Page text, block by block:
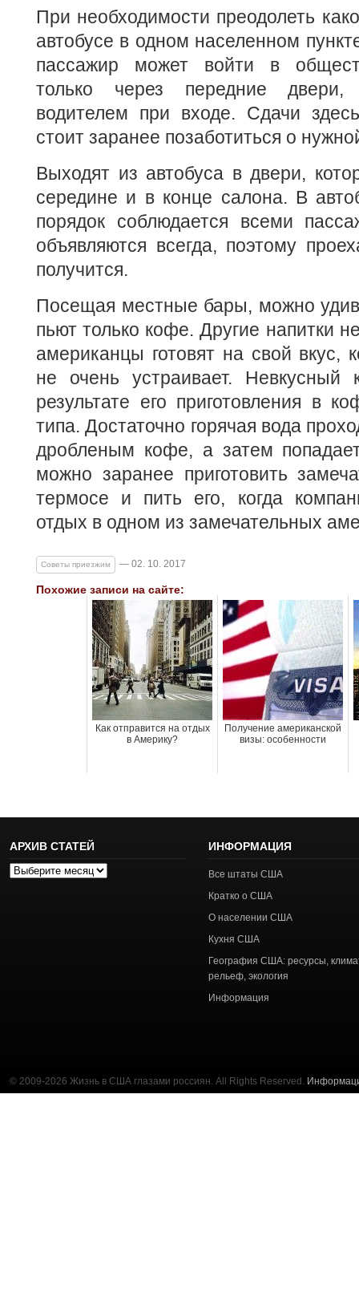
При необходимости преодолеть
автобусе в одном населенном
пассажир может войти в
только через передние двери,
водителем при входе. Сдачи
стоит заранее позаботиться о
Выходят из автобуса в двери,
середине и в конце салона. В
порядок соблюдается всеми
объявляются всегда, поэтому
получится.
Посещая местные бары, можно
пьют только кофе. Другие напитки
американцы готовят на свой вкус,
не очень устраивает. Невкусный
результате его приготовления в
типа. Достаточно горячая вода
дробленым кофе, а затем
можно заранее приготовить
термосе и пить его, когда
отдых в одном из замечательных
Советы приезжим — 02. 10. 2017
Похожие записи на сайте:
Как отправится на отдых
в Америку?
Получение американской
визы: особенности
АРХИВ СТАТЕЙ
Архив
ИНФОРМАЦИЯ
Все штаты США
Кратко о США
О населении США
Кухня США
География США: ресурсы,
рельеф, экология
Информация
© 2009-2026 Жизнь в США глазами россиян. All Rights Reserved.